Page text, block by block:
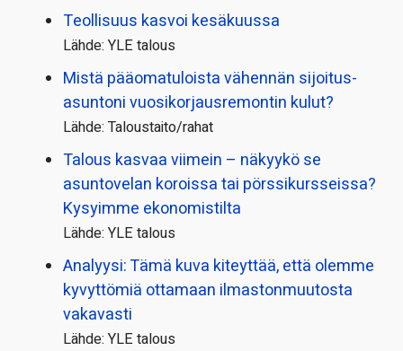
Teollisuus kasvoi kesäkuussa
Lähde: YLE talous
Mistä pääoma­tuloista vähennän sijoitus­
asuntoni vuosikorjaus­remontin kulut?
Lähde: Taloustaito/rahat
Talous kasvaa viimein – näkyykö se
asuntovelan koroissa tai pörssi­kursseissa?
Kysyimme ekonomistilta
Lähde: YLE talous
Analyysi: Tämä kuva kiteyttää, että olemme
kyvyttömiä ottamaan ilmaston­muutosta
vakavasti
Lähde: YLE talous